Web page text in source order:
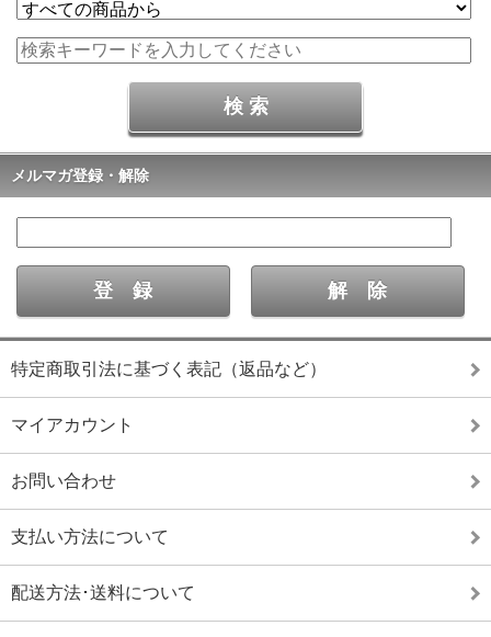
メルマガ登録・解除
特定商取引法に基づく表記（返品など）
マイアカウント
お問い合わせ
支払い方法について
配送方法･送料について